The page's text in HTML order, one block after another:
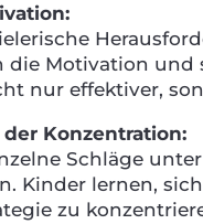
die Motivation und
nur effektiver,
Konzentration:
Schläge
Kinder lernen,
zu